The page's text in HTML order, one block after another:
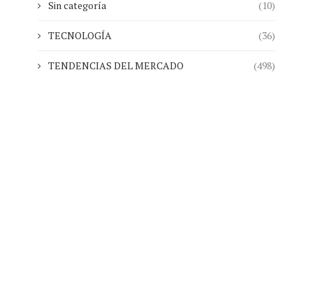
Sin categoría (10)
TECNOLOGÍA (36)
TENDENCIAS DEL MERCADO (498)